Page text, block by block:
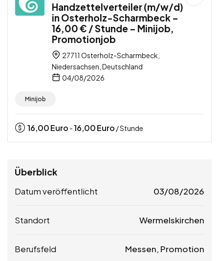
Handzettelverteiler (m/w/d)
in Osterholz-Scharmbeck –
16,00 € / Stunde – Minijob,
Promotionjob
27711 Osterholz-Scharmbeck,
Niedersachsen, Deutschland
04/08/2026
Minijob
16,00Euro -16,00Euro / Stunde
Überblick
Datum veröffentlicht 03/08/2026
Standort Wermelskirchen
Berufsfeld Messen, Promotion